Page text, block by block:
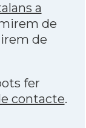
a
de
de
fer
contacte.